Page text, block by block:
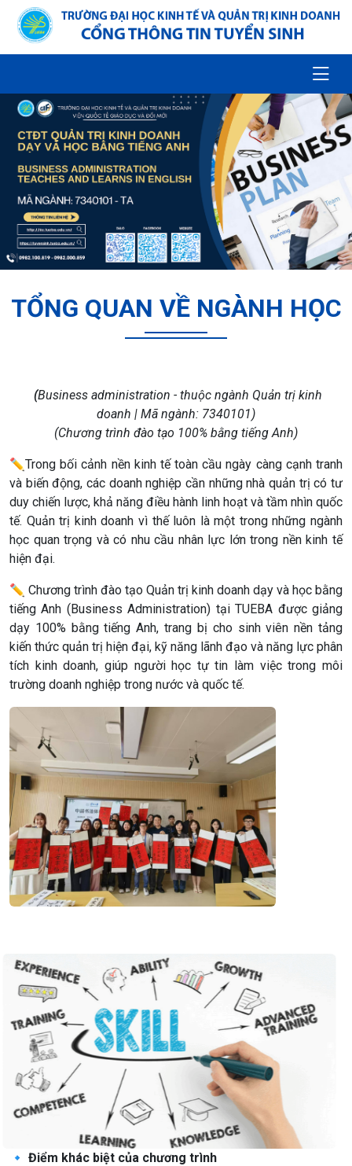
TỔNG QUAN VỀ NGÀNH HỌC
(Business administration - thuộc ngành Quản trị kinh
doanh | Mã ngành: 7340101)
(Chương trình đào tạo 100% bằng tiếng Anh)
✏️Trong bối cảnh nền kinh tế toàn cầu ngày càng cạnh tranh
và biến động, các doanh nghiệp cần những nhà quản trị có tư
duy chiến lược, khả năng điều hành linh hoạt và tầm nhìn quốc
tế. Quản trị kinh doanh vì thế luôn là một trong những ngành
học quan trọng và có nhu cầu nhân lực lớn trong nền kinh tế
hiện đại.
✏️ Chương trình đào tạo Quản trị kinh doanh dạy và học bằng
tiếng Anh (Business Administration) tại TUEBA được giảng
dạy 100% bằng tiếng Anh, trang bị cho sinh viên nền tảng
kiến thức quản trị hiện đại, kỹ năng lãnh đạo và năng lực phân
tích kinh doanh, giúp người học tự tin làm việc trong môi
trường doanh nghiệp trong nước và quốc tế.
🔹 Điểm khác biệt của chương trình